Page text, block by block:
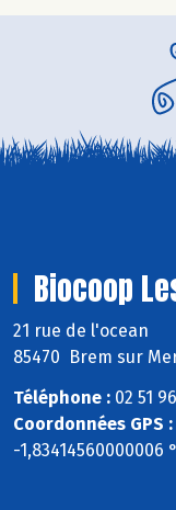
Biocoop
21 rue de l'ocean
85470 Brem sur
Téléphone : 02 51
Coordonnées GPS :
-1,83414560000006 °